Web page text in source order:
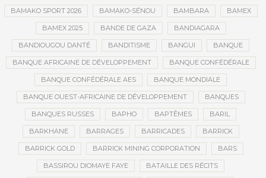
BAMAKO SPORT 2026 BAMAKO-SÉNOU BAMBARA BAMEX
BAMEX 2025 BANDE DE GAZA BANDIAGARA
BANDIOUGOU DANTÉ BANDITISME BANGUI BANQUE
BANQUE AFRICAINE DE DÉVELOPPEMENT BANQUE CONFÉDÉRALE
BANQUE CONFÉDÉRALE AES BANQUE MONDIALE
BANQUE OUEST-AFRICAINE DE DÉVELOPPEMENT BANQUES
BANQUES RUSSES BAPHO BAPTÊMES BARIL
BARKHANE BARRAGES BARRICADES BARRICK
BARRICK GOLD BARRICK MINING CORPORATION BARS
BASSIROU DIOMAYE FAYE BATAILLE DES RÉCITS